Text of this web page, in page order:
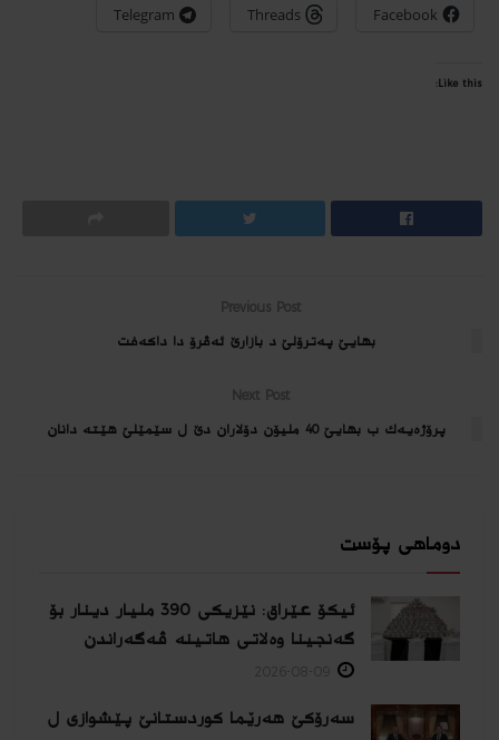
Facebook
Threads
Telegram
Like this:
Previous Post
بهایێ په‌ترۆلێ د بازارێ ئه‌ڤرۆ دا داكه‌فت
Next Post
پرۆژه‌یه‌ك ب بهایێ 40 ملیۆن دۆلاران دێ ل سێمێلێ هێته‌ دانان
دوماهی پۆست
ئیکۆ عێراق: نێزیکی 390 ملیار دینار بۆ
گەنجینا وەلاتی هاتینە ڤەگەراندن
سەرۆکێ هەرێما کوردستانێ پێشوازی ل